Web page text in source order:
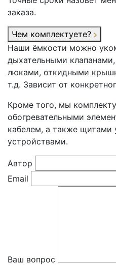
заказа.
Чем комплектуете?
Наши ёмкости можно
дыхательными
люками, откидными
т.д. Зависит от
Кроме того, мы
обогревательными
кабелем, а также щитами
устройствами.
Автор
Email
Ваш вопрос